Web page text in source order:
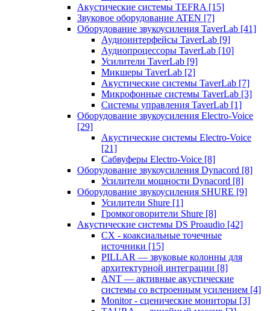
Акустические системы TEFRA [15]
Звуковое оборудование ATEN [7]
Оборудование звукоусиления TaverLab [41]
Аудиоинтерфейсы TaverLab [9]
Аудиопроцессоры TaverLab [10]
Усилители TaverLab [9]
Микшеры TaverLab [2]
Акустические системы TaverLab [7]
Микрофонные системы TaverLab [3]
Системы управления TaverLab [1]
Оборудование звукоусиления Electro-Voice
[29]
Акустические системы Electro-Voice
[21]
Сабвуферы Electro-Voice [8]
Оборудование звукоусиления Dynacord [8]
Усилители мощности Dynacord [8]
Оборудование звукоусиления SHURE [9]
Усилители Shure [1]
Громкоговорители Shure [8]
Акустические системы DS Proaudio [42]
CX - коаксиальные точечные
источники [15]
PILLAR — звуковые колонны для
архитектурной интеграции [8]
ANT — активные акустические
системы со встроенным усилением [4]
Monitor - сценические мониторы [3]